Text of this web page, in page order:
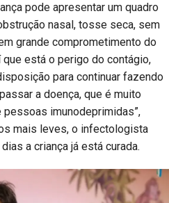
pode apresentar um quadro
nasal, tosse seca, sem
grande comprometimento do
que está o perigo do contágio,
para continuar fazendo
a doença, que é muito
imunodeprimidas”,
mais leves, o infectologista
a criança já está curada.